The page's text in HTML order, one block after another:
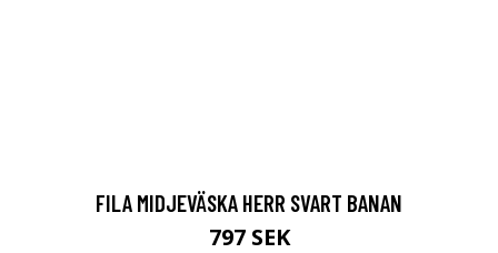
FILA MIDJEVÄSKA HERR SVART BANAN
797 SEK